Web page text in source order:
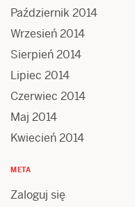
Październik 2014
Wrzesień 2014
Sierpień 2014
Lipiec 2014
Czerwiec 2014
Maj 2014
Kwiecień 2014
META
Zaloguj się